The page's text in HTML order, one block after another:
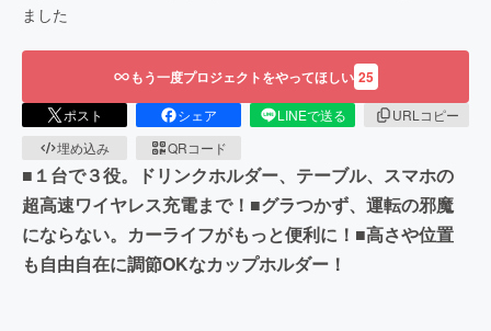
ました
もう一度プロジェクトをやってほしい 25
ポスト シェア LINEで送る
URLコピー
埋め込み
QRコード
■１台で３役。ドリンクホルダー、テーブル、スマホの
超高速ワイヤレス充電まで！■グラつかず、運転の邪魔
にならない。カーライフがもっと便利に！■高さや位置
も自由自在に調節OKなカップホルダー！